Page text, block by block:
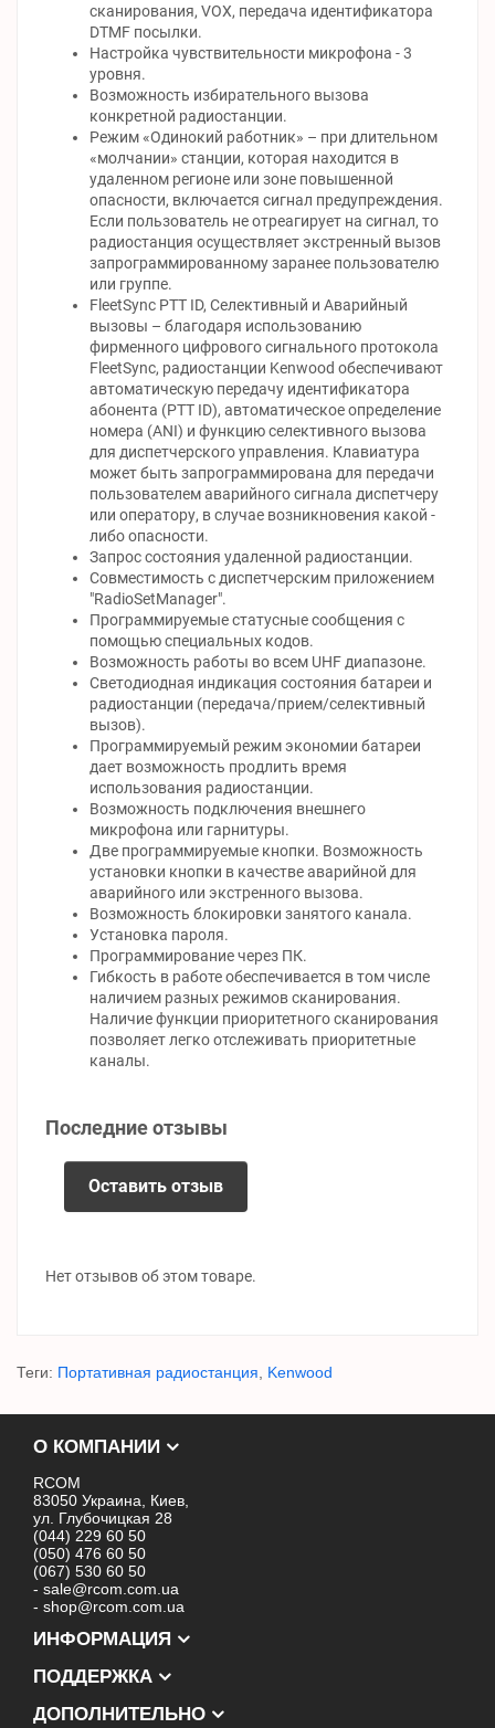
сканирования, VOX, передача идентификатора
DTMF посылки.
Настройка чувствительности микрофона - 3
уровня.
Возможность избирательного вызова
конкретной радиостанции.
Режим «Одинокий работник» – при длительном
«молчании» станции, которая находится в
удаленном регионе или зоне повышенной
опасности, включается сигнал предупреждения.
Если пользователь не отреагирует на сигнал, то
радиостанция осуществляет экстренный вызов
запрограммированному заранее пользователю
или группе.
FleetSync PTT ID, Селективный и Аварийный
вызовы – благодаря использованию
фирменного цифрового сигнального протокола
FleetSync, радиостанции Kenwood обеспечивают
автоматическую передачу идентификатора
абонента (PTT ID), автоматическое определение
номера (ANI) и функцию селективного вызова
для диспетчерского управления. Клавиатура
может быть запрограммирована для передачи
пользователем аварийного сигнала диспетчеру
или оператору, в случае возникновения какой -
либо опасности.
Запрос состояния удаленной радиостанции.
Совместимость с диспетчерским приложением
"RadioSetManager".
Программируемые статусные сообщения с
помощью специальных кодов.
Возможность работы во всем UHF диапазоне.
Светодиодная индикация состояния батареи и
радиостанции (передача/прием/селективный
вызов).
Программируемый режим экономии батареи
дает возможность продлить время
использования радиостанции.
Возможность подключения внешнего
микрофона или гарнитуры.
Две программируемые кнопки. Возможность
установки кнопки в качестве аварийной для
аварийного или экстренного вызова.
Возможность блокировки занятого канала.
Установка пароля.
Программирование через ПК.
Гибкость в работе обеспечивается в том числе
наличием разных режимов сканирования.
Наличие функции приоритетного сканирования
позволяет легко отслеживать приоритетные
каналы.
Последние отзывы
Оставить отзыв
Нет отзывов об этом товаре.
Теги: Портативная радиостанция Kenwood
О КОМПАНИИ
RCOM
83050 Украина, Киев,
ул. Глубочицкая 28
(044) 229 60 50
(050) 476 60 50
(067) 530 60 50
- sale@rcom.com.ua
- shop@rcom.com.ua
ИНФОРМАЦИЯ
ПОДДЕРЖКА
ДОПОЛНИТЕЛЬНО